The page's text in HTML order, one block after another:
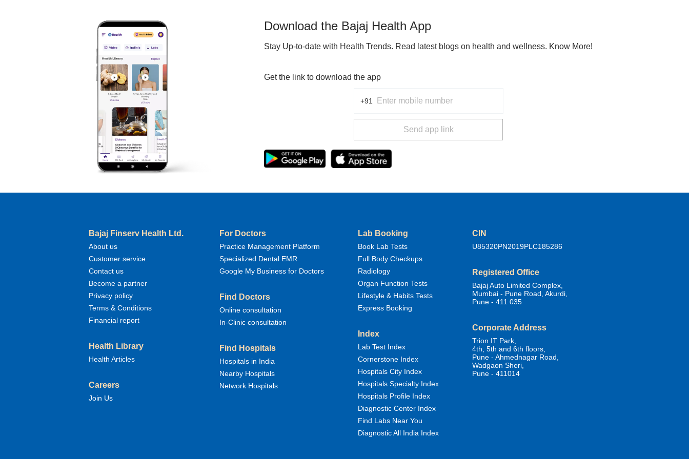
Download the Bajaj Health App
Stay Up-to-date with Health Trends. Read latest blogs on health and wellness. Know More!
Get the link to download the app
+91
Send app link
Bajaj Finserv Health Ltd.
About us
Customer service
Contact us
Become a partner
Privacy policy
Terms & Conditions
Financial report
Health Library
Health Articles
Careers
Join Us
For Doctors
Practice Management Platform
Specialized Dental EMR
Google My Business for Doctors
Find Doctors
Online consultation
In-Clinic consultation
Find Hospitals
Hospitals in India
Nearby Hospitals
Network Hospitals
Lab Booking
Book Lab Tests
Full Body Checkups
Radiology
Organ Function Tests
Lifestyle & Habits Tests
Express Booking
Index
Lab Test Index
Cornerstone Index
Hospitals City Index
Hospitals Specialty Index
Hospitals Profile Index
Diagnostic Center Index
Find Labs Near You
Diagnostic All India Index
CIN
U85320PN2019PLC185286
Registered Office
Bajaj Auto Limited Complex,
Mumbai - Pune Road, Akurdi,
Pune - 411 035
Corporate Address
Trion IT Park,
4th, 5th and 6th floors,
Pune - Ahmednagar Road,
Wadgaon Sheri,
Pune - 411014